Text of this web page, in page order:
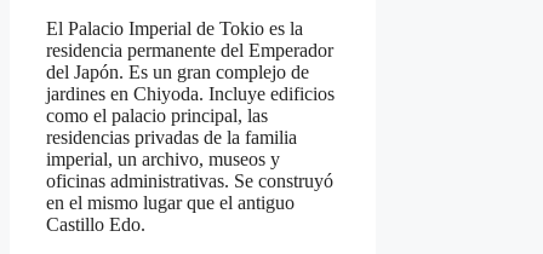
El Palacio Imperial de Tokio es la
residencia permanente del Emperador
del Japón. Es un gran complejo de
jardines en Chiyoda. Incluye edificios
como el palacio principal, las
residencias privadas de la familia
imperial, un archivo, museos y
oficinas administrativas. Se construyó
en el mismo lugar que el antiguo
Castillo Edo.